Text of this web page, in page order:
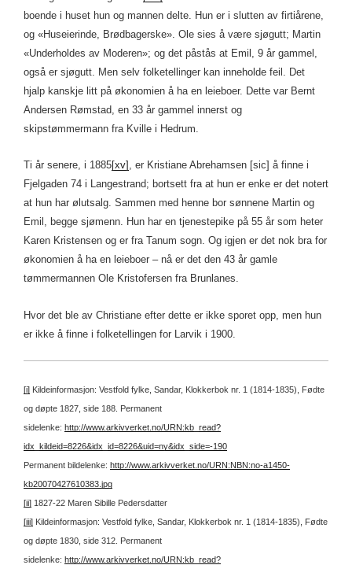
boende i huset hun og mannen delte. Hun er i slutten av firtiårene,
og «Huseierinde, Brødbagerske». Ole sies å være sjøgutt; Martin
«Underholdes av Moderen»; og det påstås at Emil, 9 år gammel,
også er sjøgutt. Men selv folketellinger kan inneholde feil. Det
hjalp kanskje litt på økonomien å ha en leieboer. Dette var Bernt
Andersen Rømstad, en 33 år gammel innerst og
skipstømmermann fra Kville i Hedrum.
Ti år senere, i 1885[xv] , er Kristiane Abrehamsen [sic] å finne i
Fjelgaden 74 i Langestrand; bortsett fra at hun er enke er det notert
at hun har ølutsalg. Sammen med henne bor sønnene Martin og
Emil, begge sjømenn. Hun har en tjenestepike på 55 år som heter
Karen Kristensen og er fra Tanum sogn. Og igjen er det nok bra for
økonomien å ha en leieboer – nå er det den 43 år gamle
tømmermannen Ole Kristofersen fra Brunlanes.
Hvor det ble av Christiane efter dette er ikke sporet opp, men hun
er ikke å finne i folketellingen for Larvik i 1900.
[i] Kildeinformasjon: Vestfold fylke, Sandar, Klokkerbok nr. 1 (1814-1835), Fødte
og døpte 1827, side 188. Permanent
sidelenke: http://www.arkivverket.no/URN:kb_read?
idx_kildeid=8226&idx_id=8226&uid=ny&idx_side=-190
Permanent bildelenke: http://www.arkivverket.no/URN:NBN:no-a1450-
kb20070427610383.jpg
[ii] 1827-22 Maren Sibille Pedersdatter
[iii] Kildeinformasjon: Vestfold fylke, Sandar, Klokkerbok nr. 1 (1814-1835), Fødte
og døpte 1830, side 312. Permanent
sidelenke: http://www.arkivverket.no/URN:kb_read?